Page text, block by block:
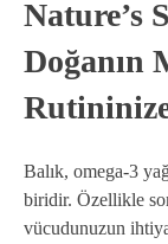
Nature’s
Doğanın
Balık, omega-3
biridir. Özellikle
vücudunuzun